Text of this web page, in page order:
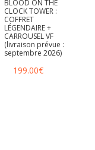
BLOOD ON THE
CLOCK TOWER :
COFFRET
LÉGENDAIRE +
CARROUSEL VF
(livraison prévue :
septembre 2026)
199.00€